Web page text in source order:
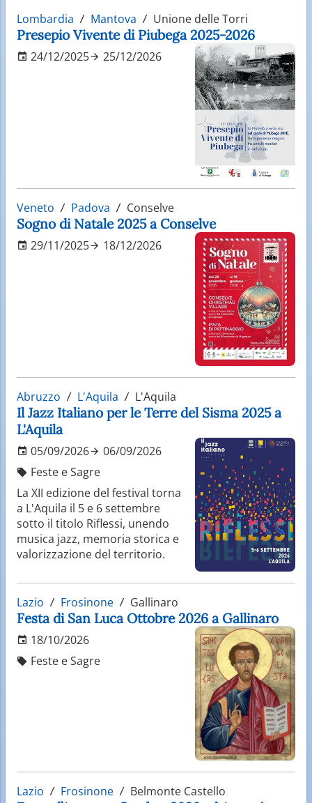
Lombardia Mantova Unione delle Torri
Presepio Vivente di Piubega 2025-2026
24/12/2025 25/12/2026
Veneto Padova Conselve
Sogno di Natale 2025 a Conselve
29/11/2025 18/12/2026
Abruzzo L'Aquila L'Aquila
Il Jazz Italiano per le Terre del Sisma 2025 a
L'Aquila
05/09/2026
06/09/2026
Feste e Sagre
La XII edizione del festival torna
a L'Aquila il 5 e 6 settembre
sotto il titolo Riflessi, unendo
musica jazz, memoria storica e
valorizzazione del territorio.
Lazio Frosinone Gallinaro
Festa di San Luca Ottobre 2026 a Gallinaro
18/10/2026
Feste e Sagre
Lazio Frosinone Belmonte Castello